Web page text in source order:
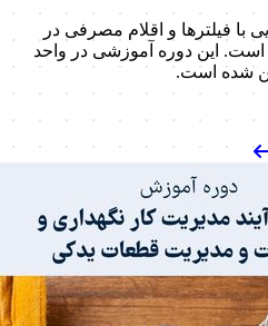
با فیلترها و اقلام مصرفی در
این دوره آموزشی در واحد
شده است.